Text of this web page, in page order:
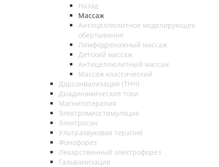
Назад
Массаж
Антицеллюлитное моделирующее
обертывание
Лимфодренажный массаж
Детский массаж
Антицеллюлитный массаж
Массаж классический
Дарсонвализация (ТНЧ)
Диадинамические токи
Магнитотерапия
Электромиостимуляция
Электросон
Ультразвуковая терапия
Фонофорез
Лекарственный электрофорез
Гальванизация